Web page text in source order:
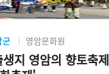
군 영암문화원
지 영암의 향토축제